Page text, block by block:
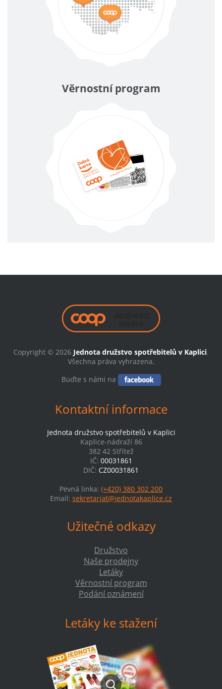
Věrnostní program
Copyright © 2026 Jednota družstvo spotřebitelů v Kaplici.
Všechna práva vyhrazena.
Buďte s námi na
Kontaktní informace
Jednota družstvo spotřebitelů v Kaplici
Kaplice-nádraží 86
382 42 Střítež
IČ: 00031861
DIČ: CZ00031861
Pevná linka: (+420) 380 302 200
Email: sekretariat@jednotakaplice.cz
Užitečné odkazy
Družstvo
Naše prodejny
Letáky
Věrnostní program
Podání oznámení
Letáky ke stažení